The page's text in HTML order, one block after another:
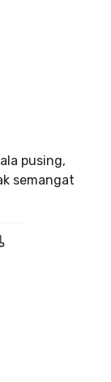
pusing,
semangat